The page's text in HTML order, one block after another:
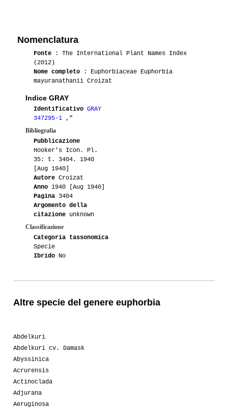
Nomenclatura
Fonte : The International Plant Names Index
(2012)
Nome completo : Euphorbiaceae Euphorbia
mayuranathanii Croizat
Indice GRAY
Identificativo GRAY
347295-1 ,"
Bibliografia
Pubblicazione
Hooker's Icon. Pl.
35: t. 3404. 1940
[Aug 1940]
Autore Croizat
Anno 1940 [Aug 1940]
Pagina 3404
Argomento della
citazione unknown
Classificazione
Categoria tassonomica
Specie
Ibrido No
Altre specie del genere euphorbia
Abdelkuri
Abdelkuri cv. Damask
Abyssinica
Acrurensis
Actinoclada
Adjurana
Aeruginosa